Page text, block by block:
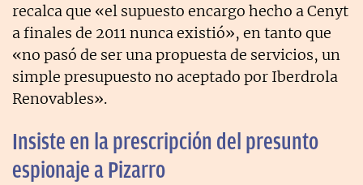
recalca que «el supuesto encargo hecho a Cenyt
a finales de 2011 nunca existió», en tanto que
«no pasó de ser una propuesta de servicios, un
simple presupuesto no aceptado por Iberdrola
Renovables».
Insiste en la prescripción del presunto
espionaje a Pizarro